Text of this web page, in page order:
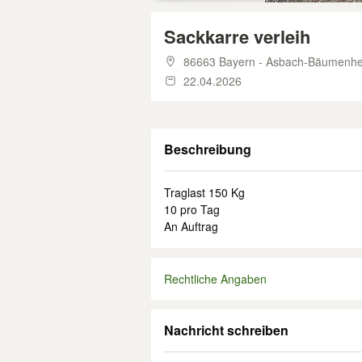
Sackkarre verleih
86663 Bayern - Asbach-
22.04.2026
Beschreibung
Traglast 150 Kg
10 pro Tag
An Auftrag
Rechtliche Angaben
Nachricht schreiben